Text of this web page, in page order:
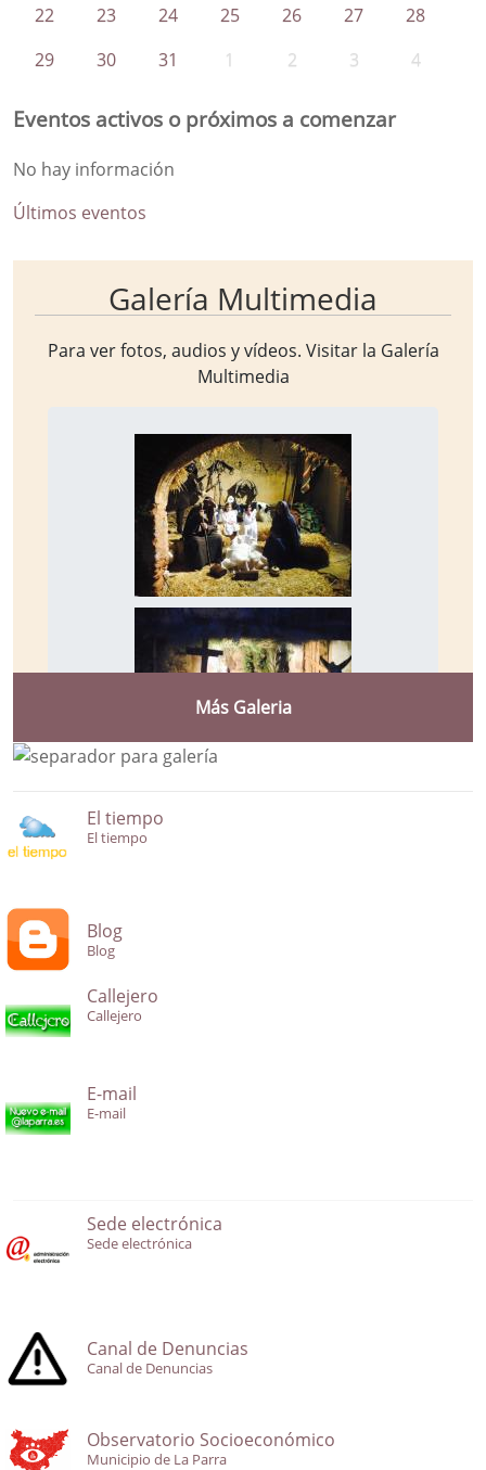
22 23 24 25 26 27
28
29
30 31 1 2 3 4
Eventos activos o próximos a comenzar
No hay información
Últimos eventos
Galería Multimedia
Para ver fotos, audios y vídeos. Visitar la Galería
Multimedia
Más Galeria
El tiempo
El tiempo
Blog
Blog
Callejero
Callejero
E-mail
E-mail
Sede electrónica
Sede electrónica
Canal de Denuncias
Canal de Denuncias
Observatorio Socioeconómico
Municipio de La Parra